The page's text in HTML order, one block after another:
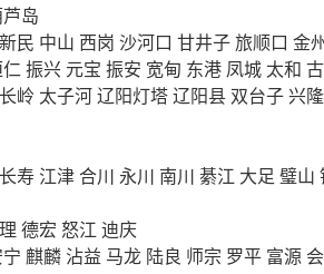
岛
新民 中山 西岗 沙河口 甘井子旅顺口 金
振兴 元宝 振安 宽甸 东港 凤城 太和
岭 太子河辽阳灯塔辽阳县 双台子兴
长寿 江津合川 永川 南川 綦江 大足 璧山
德宏 怒江 迪庆
麒麟 沾益 马龙 陆良 师宗 罗平 富源